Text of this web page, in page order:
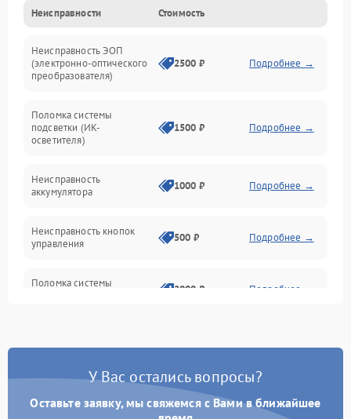
Механические повреждения
Неисправность управления
Оптика
Неисправности Стоимость
Неисправность ЭОП
(электронно-оптического
преобразователя)
2500 ₽ Подробнее →
Поломка системы
подсветки (ИК-
осветителя)
1500 ₽ Подробнее →
Неисправность
аккумулятора
1000 ₽ Подробнее →
Неисправность кнопок
управления
500 ₽ Подробнее →
Поломка системы
2000 ₽ Подробнее →
защиты от перегрузок
Неисправность системы
автоматического
отключения
1000 ₽ Подробнее →
У Вас остались вопросы?
Оставьте заявку, мы свяжемся с Вами в ближайшее